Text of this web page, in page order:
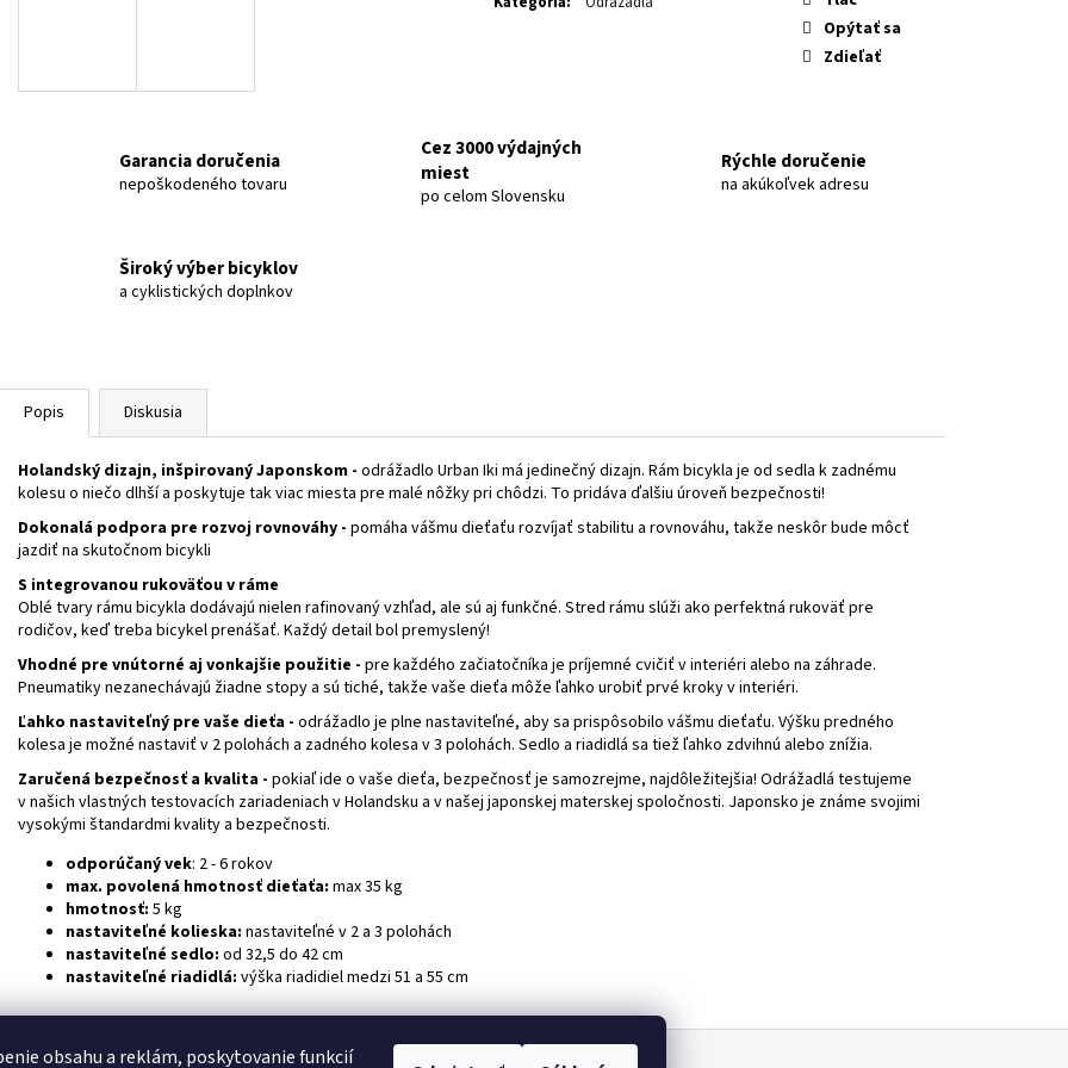
obsahu a reklám, poskytovanie funkcií
Opýtať sa
Zdieľať
Garancia doručenia
nepoškodeného tovaru
Cez 3000 výdajných
miest
po celom Slovensku
Rýchle doručenie
na akúkoľvek adresu
Široký výber bicyklov
a cyklistických doplnkov
Popis Diskusia
Holandský dizajn, inšpirovaný Japonskom - odrážadlo Urban Iki má jedinečný dizajn. Rám bicykla je od sedla k zadnému
kolesu o niečo dlhší a poskytuje tak viac miesta pre malé nôžky pri chôdzi. To pridáva ďalšiu úroveň bezpečnosti!
Dokonalá podpora pre rozvoj rovnováhy - pomáha vášmu dieťaťu rozvíjať stabilitu a rovnováhu, takže neskôr bude môcť
jazdiť na skutočnom bicykli
S integrovanou rukoväťou v ráme
Oblé tvary rámu bicykla dodávajú nielen rafinovaný vzhľad, ale sú aj funkčné. Stred rámu slúži ako perfektná rukoväť pre
rodičov, keď treba bicykel prenášať. Každý detail bol premyslený!
Vhodné pre vnútorné aj vonkajšie použitie - pre každého začiatočníka je príjemné cvičiť v interiéri alebo na záhrade.
Pneumatiky nezanechávajú žiadne stopy a sú tiché, takže vaše dieťa môže ľahko urobiť prvé kroky v interiéri.
Ľahko nastaviteľný pre vaše dieťa - odrážadlo je plne nastaviteľné, aby sa prispôsobilo vášmu dieťaťu. Výšku predného
kolesa je možné nastaviť v 2 polohách a zadného kolesa v 3 polohách. Sedlo a riadidlá sa tiež ľahko zdvihnú alebo znížia.
Zaručená bezpečnosť a kvalita - pokiaľ ide o vaše dieťa, bezpečnosť je samozrejme, najdôležitejšia! Odrážadlá testujeme
v našich vlastných testovacích zariadeniach v Holandsku a v našej japonskej materskej spoločnosti. Japonsko je známe svojimi
vysokými štandardmi kvality a bezpečnosti.
odporúčaný vek: 2 - 6 rokov
max. povolená hmotnosť dieťaťa: max 35 kg
hmotnosť: 5 kg
nastaviteľné kolieska: nastaviteľné v 2 a 3 polohách
nastaviteľné sedlo: od 32,5 do 42 cm
nastaviteľné riadidlá: výška riadidiel medzi 51 a 55 cm